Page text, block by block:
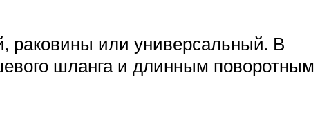
раковины или универсальный. В
шланга и длинным поворотным